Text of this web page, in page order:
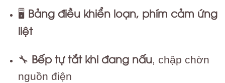
🖥️ Bảng điều khiển loạn, phím cảm ứng
liệt
🔧 Bếp tự tắt khi đang nấu, chập chờn
nguồn điện